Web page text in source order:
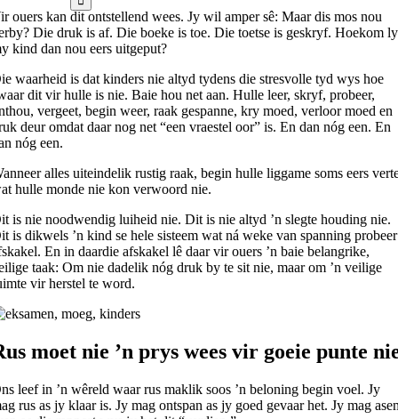
ouers kan dit ontstellend wees. Jy wil amper sê: Maar dis mos nou
Die druk is af. Die boeke is toe. Die toetse is geskryf. Hoekom
kind dan nou eers uitgeput?
waarheid is dat kinders nie altyd tydens die stresvolle tyd wys hoe
dit vir hulle is nie. Baie hou net aan. Hulle leer, skryf, probeer,
vergeet, begin weer, raak gespanne, kry moed, verloor moed en
deur omdat daar nog net “een vraestel oor” is. En dan nóg een. En
nóg een.
alles uiteindelik rustig raak, begin hulle liggame soms eers
hulle monde nie kon verwoord nie.
is nie noodwendig luiheid nie. Dit is nie altyd ’n slegte houding nie.
is dikwels ’n kind se hele sisteem wat ná weke van spanning probeer
En in daardie afskakel lê daar vir ouers ’n baie belangrike,
taak: Om nie dadelik nóg druk by te sit nie, maar om ’n veilige
vir herstel te word.
moet nie ’n prys wees vir goeie punte
leef in ’n wêreld waar rus maklik soos ’n beloning begin voel. Jy
rus as jy klaar is. Jy mag ontspan as jy goed gevaar het. Jy mag